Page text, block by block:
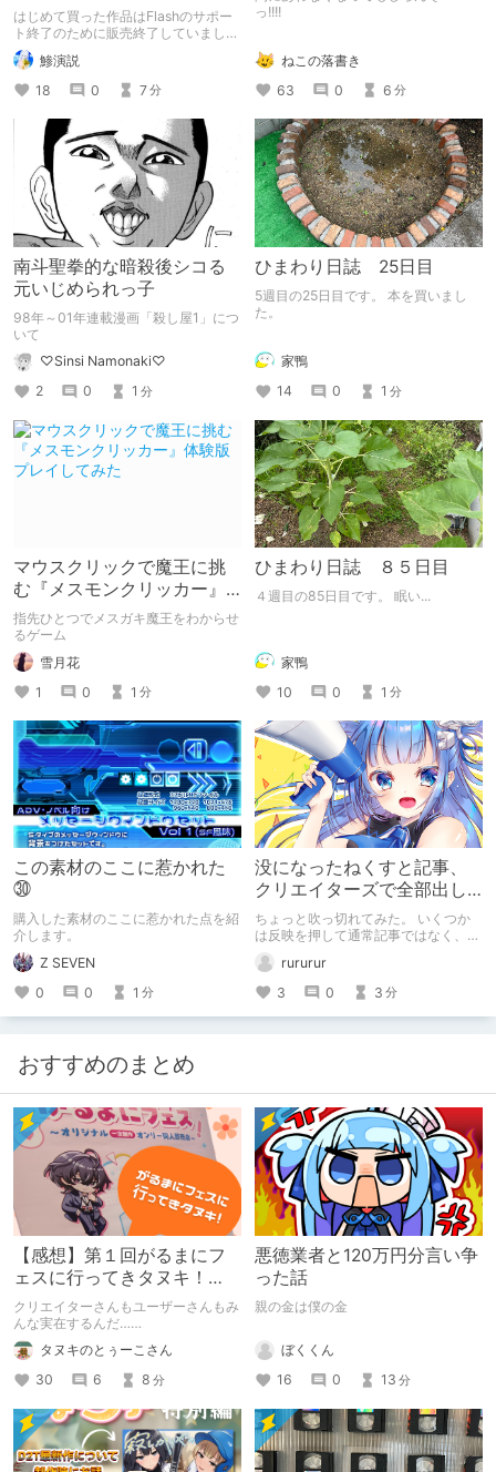
『PRINCESS_ARMOR』【初
めて買った作品】
はじめて買った作品はFlashのサポー
ト終了のために販売終了していまし
た…… なんとかFlashを安全に再生で
きないかと色々調べた話と、初めて買
った作品のレビュー記事です。
鯵演説
18
0 7分
っ!!!!
ねこの落書き
63
0 6 分
南斗聖拳的な暗殺後シコる
元いじめられっ子
98年～01年連載漫画「殺し屋1」につ
いて
♡Sinsi Namonaki♡
2
0 1 分
ひまわり日誌 25日目
5週目の25日目です。 本を買いまし
た。
家鴨
14
0 1 分
マウスクリックで魔王に挑
む『メスモンクリッカー』
体験版プレイしてみた
指先ひとつでメスガキ魔王をわからせ
るゲーム
雪月花
1
0 1 分
ひまわり日誌 ８５日目
４週目の85日目です。 眠い...
家鴨
10
0 1 分
この素材のここに惹かれた
㉚
購入した素材のここに惹かれた点を紹
介します。
Z SEVEN
0
0 1 分
没になったねくすと記事、
クリエイターズで全部出し
てみます。
ちょっと吹っ切れてみた。 いくつか
は反映を押して通常記事ではなく、ク
リエイター記事として出してみようか
なと。rururur
3
0 3 分
おすすめのまとめ
【感想】第１回がるまにフ
ェスに行ってきタヌキ！
【レポ】
クリエイターさんもユーザーさんもみ
んな実在するんだ……
タヌキのとぅーこさん
30
6 8 分
悪徳業者と120万円分言い争
った話
親の金は僕の金
ぼくくん
16
0 13 分